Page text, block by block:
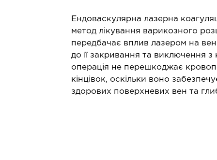
Баріатрична хірургія
​Ендоваскулярна лазерна
метод лікування варикозного
передбачає вплив лазером на
до її закривання та виключення
операція не перешкоджає
кінцівок, оскільки воно
здорових поверхневих вен та